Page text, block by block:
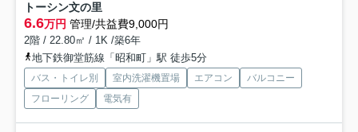
トーシン文の里
6.6万円 管理/共益費9,000円
2階 / 22.80㎡ / 1K /築6年
地下鉄御堂筋線「昭和町」駅 徒歩5分
バス・トイレ別 室内洗濯機置場 エアコン
バルコニー
フローリング
電気有